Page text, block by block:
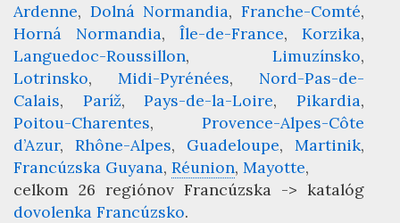
Ardenne
Dolná Normandia
Franche-Comté
Horná Normandia
Île-de-France
Korzika
Languedoc-Roussillon
Limuzínsko
Lotrinsko
Midi-Pyrénées
Nord-Pas-de-
Calais
Paríž Pays-de-la-Loire
Pikardia
Poitou-Charentes
Provence-Alpes-Côte
d’Azur
Rhône-Alpes Guadeloupe
Martinik
Francúzska Guyana Réunion Mayotte
celkom 26 regiónov Francúzska -> katalóg
dovolenka Francúzsko.